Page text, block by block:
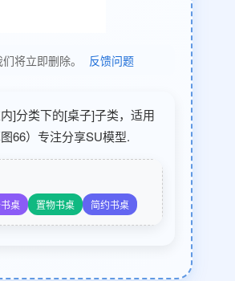
将立即删除。 反馈问题
]分类下的[桌子]子类，适用
66）专注分享SU模型.
桌 置物书桌 简约书桌